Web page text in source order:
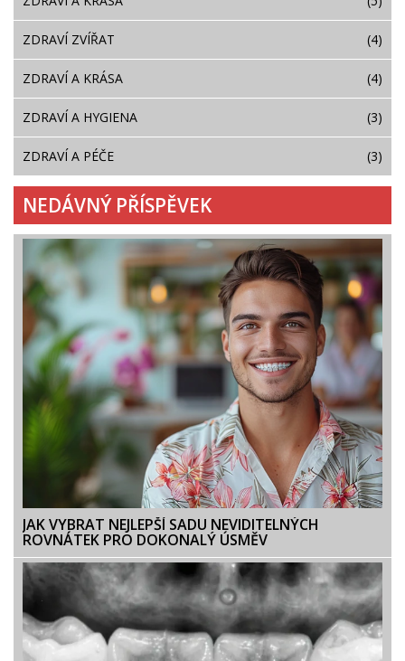
ZDRAVÍ ZVÍŘAT (4)
ZDRAVÍ A KRÁSA (4)
ZDRAVÍ A HYGIENA (3)
ZDRAVÍ A PÉČE (3)
NEDÁVNÝ PŘÍSPĚVEK
JAK VYBRAT NEJLEPŠÍ SADU NEVIDITELNÝCH
ROVNÁTEK PRO DOKONALÝ ÚSMĚV